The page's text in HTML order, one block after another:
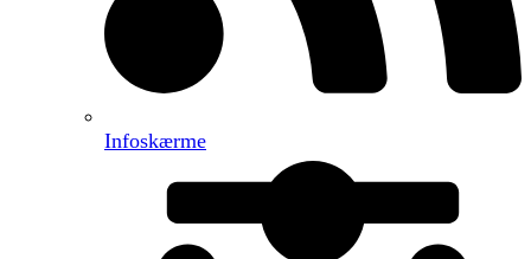
Infoskærme